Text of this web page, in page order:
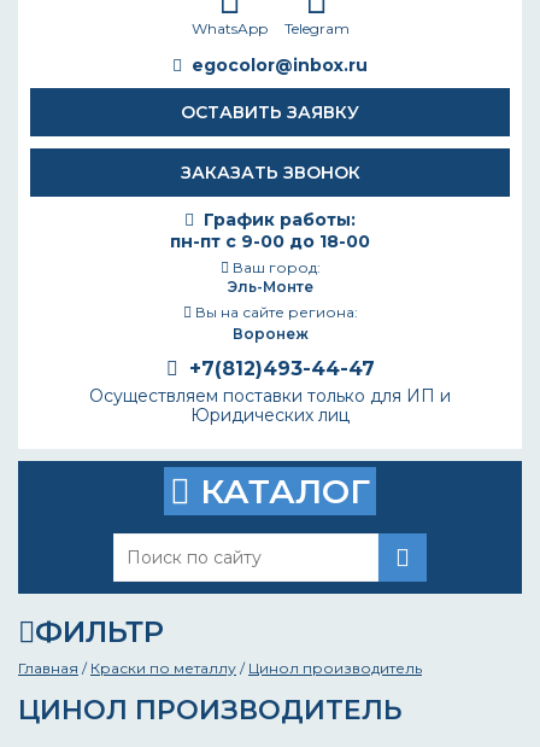
WhatsApp Telegram
egocolor@inbox.ru
ОСТАВИТЬ ЗАЯВКУ
ЗАКАЗАТЬ ЗВОНОК
График работы:
пн-пт с 9-00 до 18-00
Ваш город:
Эль-Монте
Вы на сайте региона:
Воронеж
+7(812)493-44-47
Осуществляем поставки только для ИП и
Юридических лиц
КАТАЛОГ
ФИЛЬТР
Главная / Краски по металлу / Цинол производитель
ЦИНОЛ ПРОИЗВОДИТЕЛЬ